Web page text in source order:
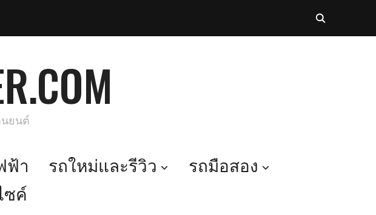
นยนต์
ฟ้า รถใหม่และรีวิว
รถมือสอง
ซค์